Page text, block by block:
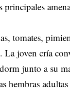
tomates,
joven cría
junto a su
hembras